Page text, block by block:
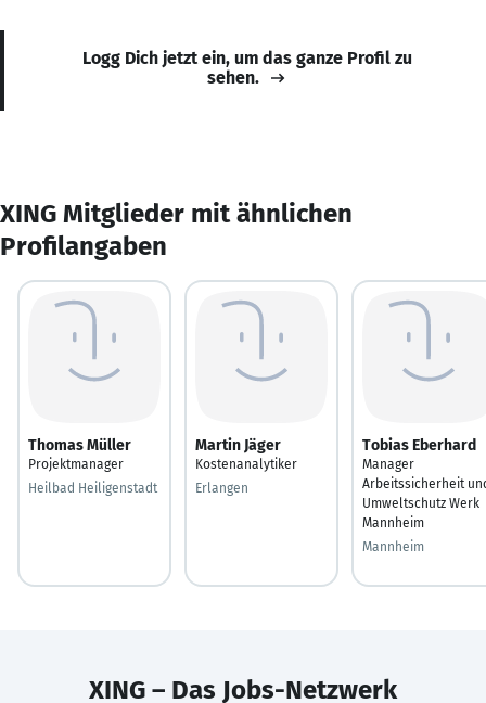
Logg Dich jetzt ein, um das ganze Profil zu
sehen.
XING Mitglieder mit ähnlichen
Profilangaben
Thomas Müller
Projektmanager
Heilbad Heiligenstadt
Martin Jäger
Kostenanalytiker
Erlangen
Tobias Eberhard
Manager
Arbeitssicherheit
Umweltschutz Werk
Mannheim
Mannheim
XING – Das Jobs-Netzwerk